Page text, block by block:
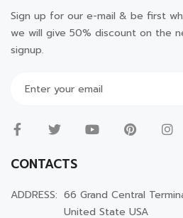
Sign up for our e-mail & be first
we will give 50% discount on the
signup.
CONTACTS
ADDRESS: 66 Grand Central
United State USA